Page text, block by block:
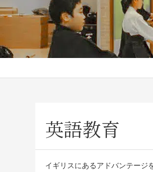
英語教育
イギリスにあるアドバンテージ